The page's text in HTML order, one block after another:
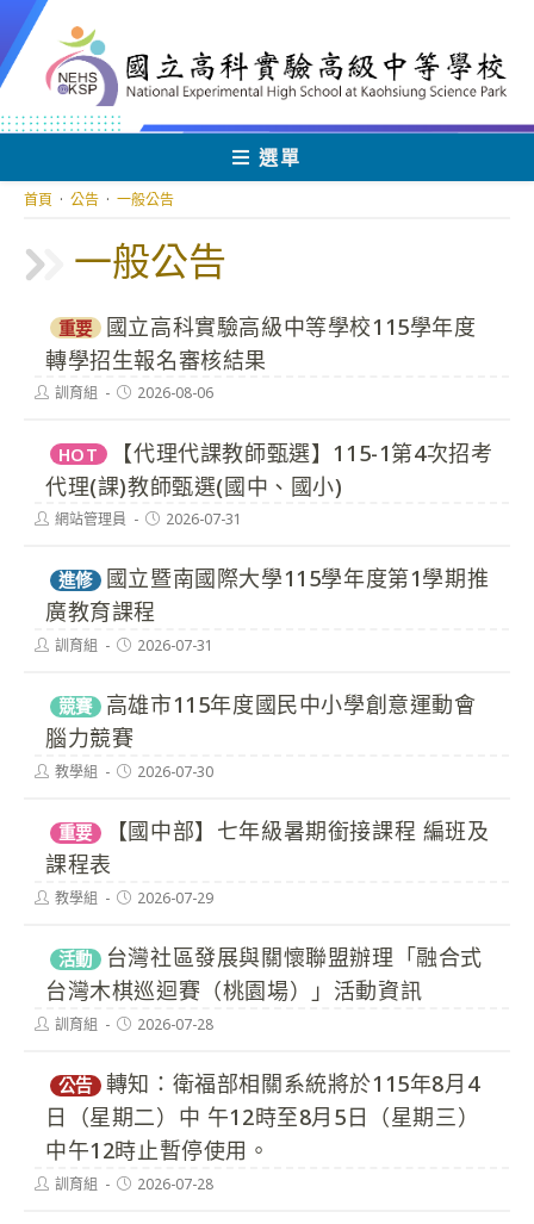
轉
至
要
容
選單
一般公告
首頁 · 公告 · 一般公告
重要
國立高科實驗高級中等學校115學年度
轉學招生報名審核結果
Post訓育組
Post2026-08-06
HOT
【代理代課教師甄選】115-1第4次招考
代理(課)教師甄選(國中、國小)
Post網站管理員
Post2026-07-31
進修
國立暨南國際大學115學年度第1學期推
廣教育課程
Post訓育組
Post2026-07-31
競賽
高雄市115年度國民中小學創意運動會
腦力競賽
Post教學組
Post2026-07-30
重要
【國中部】七年級暑期銜接課程 編班及
課程表
Post教學組
Post2026-07-29
活動
台灣社區發展與關懷聯盟辦理「融合式
台灣木棋巡迴賽（桃園場）」活動資訊
Post訓育組
Post2026-07-28
公告 轉知：衛福部相關系統將於115年8月4
日（星期二）中 午12時至8月5日（星期三）
中午12時止暫停使用。
Post訓育組
Post2026-07-28